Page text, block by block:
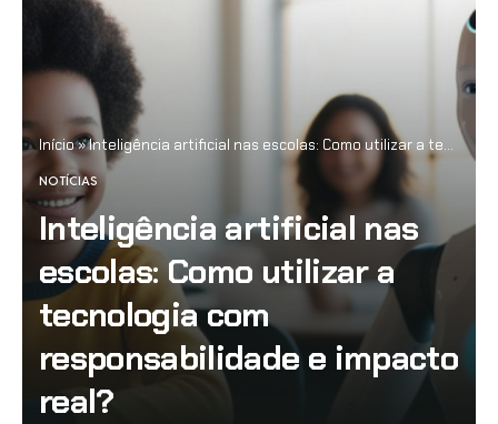
Início»Inteligência artificial nas escolas: Como utilizar a tecnologia com responsabilidade e impacto real?
NOTÍCIAS
Inteligência artificial nas
escolas: Como utilizar a
tecnologia com
responsabilidade e impacto
real?